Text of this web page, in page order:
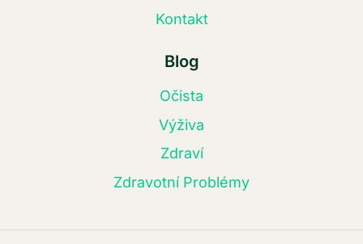
Kontakt
Blog
Očista
Výživa
Zdraví
Zdravotní Problémy